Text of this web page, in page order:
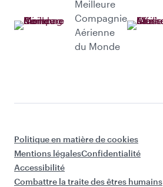
Meilleure
Compagnie
Aérienne
du Monde
Politique en matière de cookies
Mentions légalesConfidentialité
Accessibilité
Combattre la traite des êtres humains